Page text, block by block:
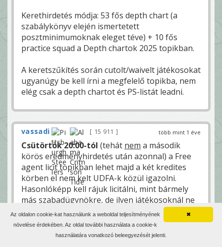
Kerethirdetés módja: 53 fős depth chart (a
szabálykönyv elején ismertetett
posztminimumoknak eleget téve) + 10 fős
practice squad a Depth chartok 2025 topikban.
A keretszűkítés során cutolt/waivelt játékosokat
ugyanúgy be kell írni a megfelelő topikba, nem
elég csak a depth chartot és PS-listát leadni.
több mint 1 éve
vassadi 15 911
Csütörtök 20:00-tól (tehát nem a második
körös eredményhirdetés után azonnal) a Free
agent licit topikban lehet majd a két kredites
körben el nem kelt UDFA-k közül igazolni.
Hasonlóképp kell rájuk licitálni, mint bármely
más szabadügynökre, de ilyen játékosoknál ne
átlagfizetést és évek számát írjatok, hanem csak
annyit, hogy UDFA (emelésnél - náluk is lehet,
ha valaki erre vetemedne - már nyilván a
✖
Az oldalon cookie-kat használunk a weboldal teljesítményének
növelése érdekében. Az oldal további használata a cookie-k
használatára vonatkozó beleegyezését jelenti.